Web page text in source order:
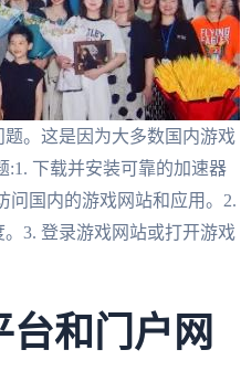
。这是因为大多数国内游戏
:1. 下载并安装可靠的加速器
问国内的游戏网站和应用。2.
3. 登录游戏网站或打开游戏
和门户网